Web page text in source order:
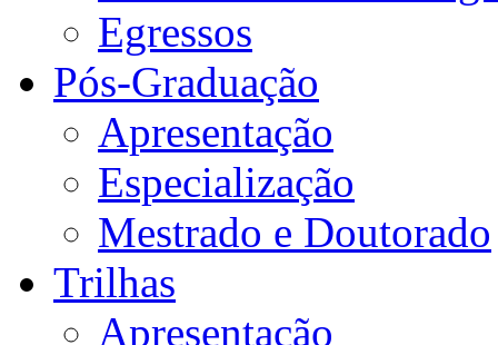
Egressos
Pós-Graduação
Apresentação
Especialização
Mestrado e Doutorado
Trilhas
Apresentação